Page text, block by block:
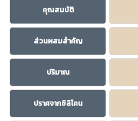
คุณสมบัติ
ส่วนผสมสำคัญ
ปริมาณ
ปราศจากซิลิโคน